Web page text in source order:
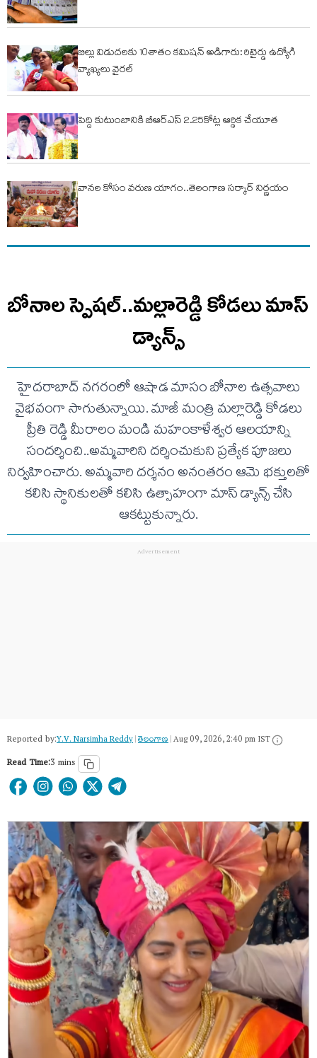
బిల్లు విడుదలకు 10శాతం కమిషన్ అడిగారు: రిటైర్డు ఉద్యోగి
వ్యాఖ్యలు వైరల్
పెద్ది కుటుంబానికి బీఆర్ఎస్ 2.25కోట్ల ఆర్థిక చేయూత
వానల కోసం వరుణ యాగం..తెలంగాణ సర్కార్ నిర్ణయం
బోనాల స్పెషల్..మల్లారెడ్డి కోడలు మాస్
డ్యాన్స్
హైదరాబాద్ నగరంలో ఆషాడ మాసం బోనాల ఉత్సవాలు
వైభవంగా సాగుతున్నాయి. మాజీ మంత్రి మల్లారెడ్డి కోడలు
ప్రీతి రెడ్డి మీరాలం మండి మహంకాళేశ్వర ఆలయాన్ని
సందర్శించి..అమ్మవారిని దర్శించుకుని ప్రత్యేక పూజలు
నిర్వహించారు. అమ్మవారి దర్శనం అనంతరం ఆమె భక్తులతో
కలిసి స్థానికులతో కలిసి ఉత్సాహంగా మాస్ డ్యాన్స్ చేసి
ఆకట్టుకున్నారు.
Reported by:Y.V. Narsimha Reddy|తెలంగాణ‌|Aug 09, 2026, 2:40 pm IST
Read Time:3 mins